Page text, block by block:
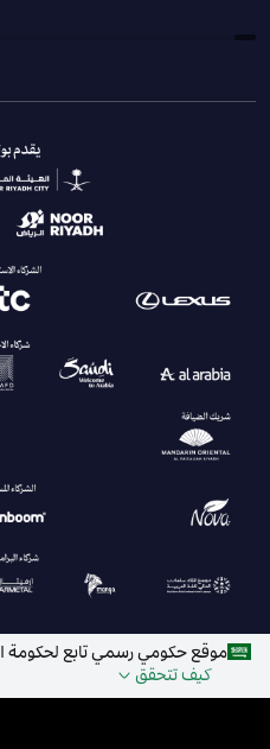
موقع حكومي رسمي تابع لحكومة
كيف تتحقق